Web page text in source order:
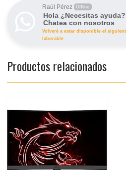
Raúl Pérez Offline
Hola ¿Necesitas ayuda?
Chatea con nosotros
Volveré a estar disponible el
laborable
Productos relacionados